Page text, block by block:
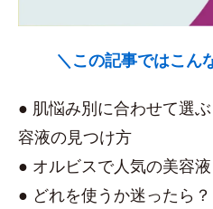
＼この記事ではこん
● 肌悩み別に合わせて選
容液の見つけ方
● オルビスで人気の美容
● どれを使うか迷ったら